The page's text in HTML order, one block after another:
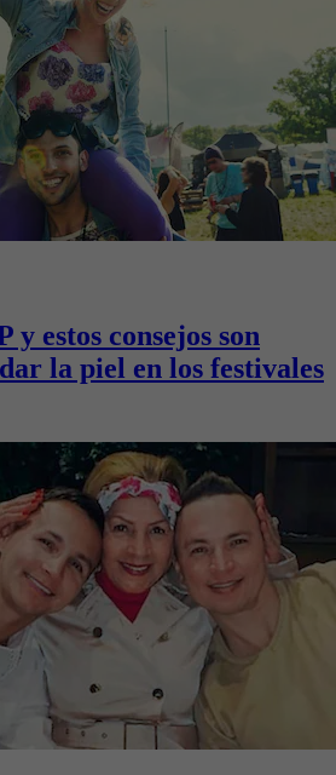
y estos consejos son
la piel en los festivales